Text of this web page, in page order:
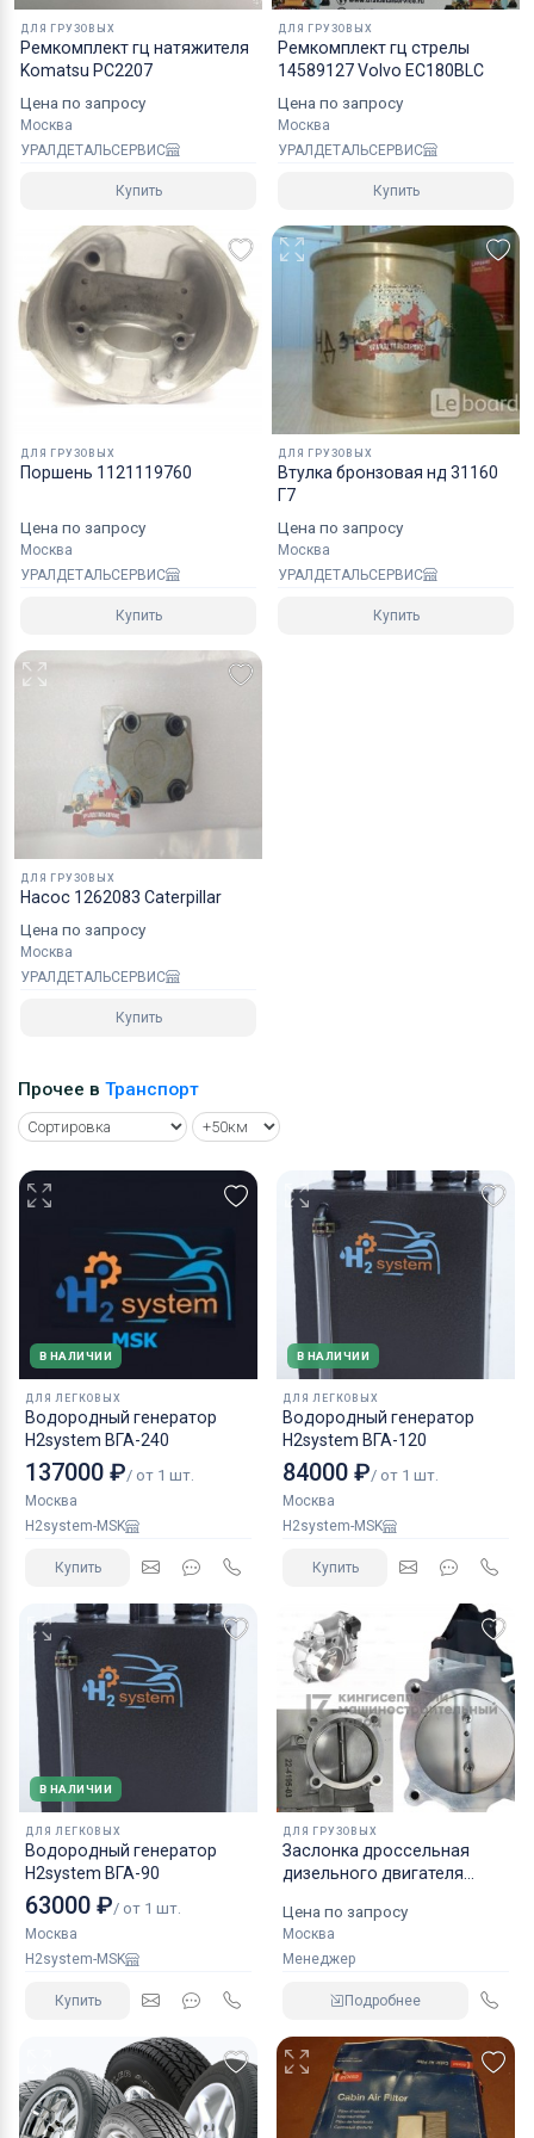
надежным уровнем защиты.
Специалисты компании готовы взять на себя все
мероприятия по оформлению документов и
перевозке вашего заказа в любой регион РФ, в
страны СНГ, Азии и ЕС.
ДЛЯ ГРУЗОВЫХ
Ремкомплект гц натяжителя
Komatsu PC2207
Цена по запросу
Москва
УРАЛДЕТАЛЬСЕРВИС
Купить
ДЛЯ ГРУЗОВЫХ
Ремкомплект гц стрелы
14589127 Volvo EC180BLC
Цена по запросу
Москва
УРАЛДЕТАЛЬСЕРВИС
Купить
ДЛЯ ГРУЗОВЫХ
Поршень 1121119760
Цена по запросу
Москва
УРАЛДЕТАЛЬСЕРВИС
Купить
ДЛЯ ГРУЗОВЫХ
Втулка бронзовая нд 31160
Г7
Цена по запросу
Москва
УРАЛДЕТАЛЬСЕРВИС
Купить
ДЛЯ ГРУЗОВЫХ
Насос 1262083 Caterpillar
Цена по запросу
Москва
УРАЛДЕТАЛЬСЕРВИС
Купить
Прочее в Транспорт
В НАЛИЧИИ
ДЛЯ ЛЕГКОВЫХ
Водородный генератор
H2system ВГА-240
137000 ₽/ от 1 шт.
Москва
H2system-MSK
Купить
В НАЛИЧИИ
ДЛЯ ЛЕГКОВЫХ
Водородный генератор
H2system ВГА-120
84000 ₽/ от 1 шт.
Москва
H2system-MSK
Купить
В НАЛИЧИИ
ДЛЯ ЛЕГКОВЫХ
Водородный генератор
H2system ВГА-90
63000 ₽/ от 1 шт.
Москва
H2system-MSK
Купить
ДЛЯ ГРУЗОВЫХ
Заслонка дроссельная
дизельного двигателя
Цена по запросу
Москва
Менеджер
Подробнее